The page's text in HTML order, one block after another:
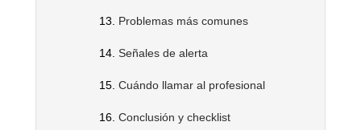
Problemas más comunes
Señales de alerta
Cuándo llamar al profesional
Conclusión y checklist